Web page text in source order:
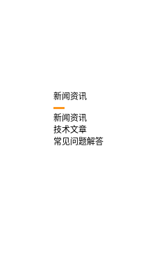
新闻资讯
新闻资讯
技术文章
常见问题解答